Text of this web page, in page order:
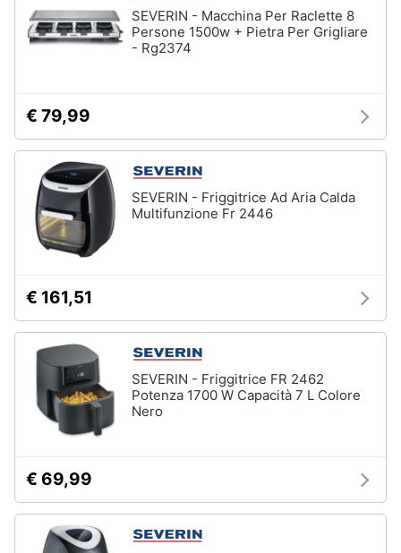
SEVERIN - Macchina Per Raclette 8
Persone 1500w + Pietra Per Grigliare
- Rg2374
€ 79,99
SEVERIN - Friggitrice Ad Aria Calda
Multifunzione Fr 2446
€ 161,51
SEVERIN - Friggitrice FR 2462
Potenza 1700 W Capacità 7 L Colore
Nero
€ 69,99